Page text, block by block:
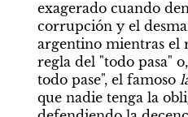
exagerado cuando
corrupción y el
argentino mientras el
regla del "todo pasa"
todo pase", el famoso
que nadie tenga la